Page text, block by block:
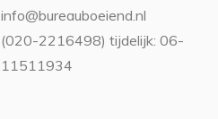
info@bureauboeiend.nl
(020-2216498) tijdelijk: 06-
11511934